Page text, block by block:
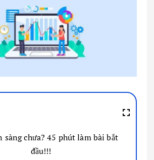
sàng chưa? 45 phút làm bài bắt
đầu!!!